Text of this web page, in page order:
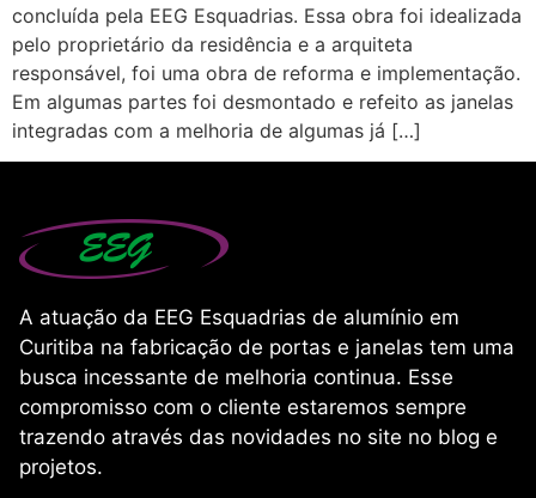
concluída pela EEG Esquadrias. Essa obra foi idealizada
pelo proprietário da residência e a arquiteta
responsável, foi uma obra de reforma e implementação.
Em algumas partes foi desmontado e refeito as janelas
integradas com a melhoria de algumas já […]
A atuação da EEG Esquadrias de alumínio em
Curitiba na fabricação de portas e janelas tem uma
busca incessante de melhoria continua. Esse
compromisso com o cliente estaremos sempre
trazendo através das novidades no site no blog e
projetos.